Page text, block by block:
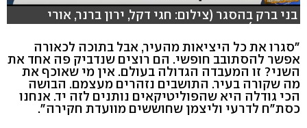
בני ברק בהסגר (צילום: חגי דקל, ירון ברנר, אורי
דוידוביץ)
"סגרו את כל היציאות מהעיר, אבל בתוכה לכאורה
אפשר להסתובב חופשי. הם רוצים שנדביק פה אחד את
השני? זו המעבדה הגדולה בעולם. אין מי שאוכף את
מה שקורה בעיר. התושבים נזהרים מעצמם. הבושה
הכי גודלה היא שהפוליטיקאים נותנים לזה יד. אנחנו
כסת"ח לדרעי וליצמן שחוששים מוועדת חקירה".